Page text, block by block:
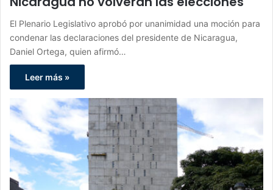
El Plenario Legislativo aprobó por unanimidad una moción para
condenar las declaraciones del presidente de Nicaragua,
Daniel Ortega, quien afirmó…
Leer más »